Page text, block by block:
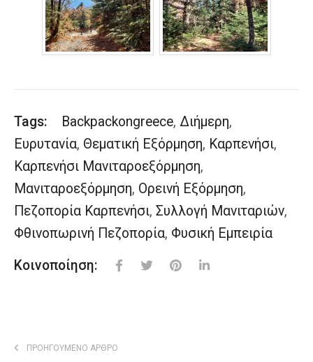
Tags: Backpackongreece, Διήμερη,
Ευρυτανία, Θεματική Εξόρμηση, Καρπενήσι,
Καρπενήσι Μανιταροεξόρμηση,
Μανιταροεξόρμηση, Ορεινή Εξόρμηση,
Πεζοπορία Καρπενήσι, Συλλογή Μανιταριών,
Φθινοπωρινή Πεζοπορία, Φυσική Εμπειρία
Κοινοποίηση:
ΠΡΟΗΓΟΎΜΕΝΟ ΆΡΘΡΟ